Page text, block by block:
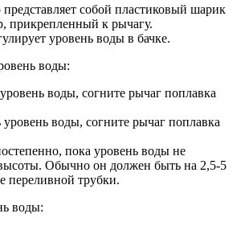
собой пластиковый шарик
прикрепленный к рычагу.
уровень воды в бачке.
воды:
воды, согните рычаг поплавка
воды, согните рычаг поплавка
пока уровень воды не
Обычно он должен быть на 2,5-5
трубки.
воды: